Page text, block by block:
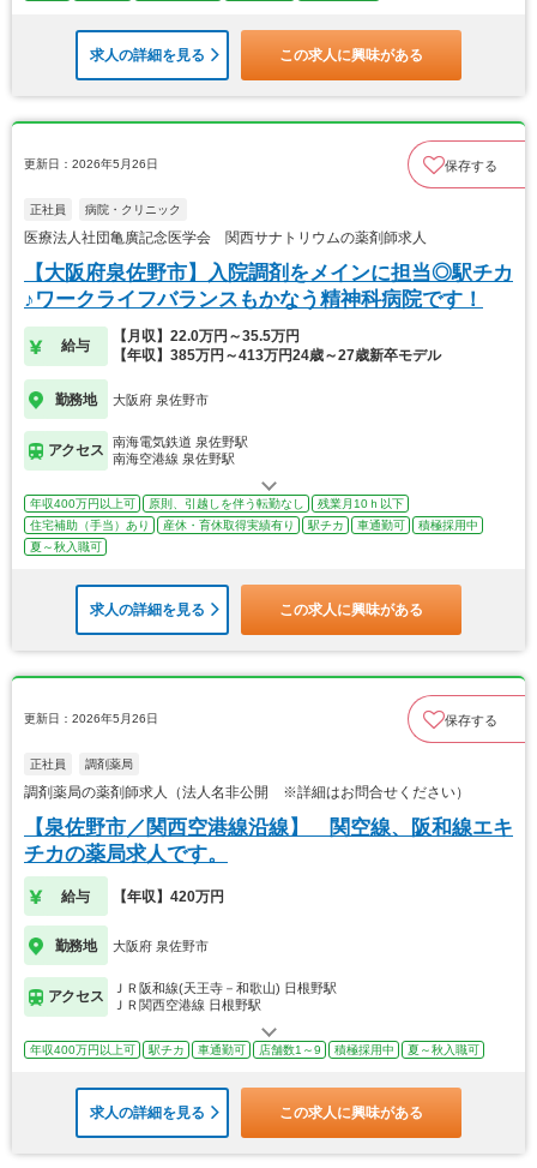
求人の詳細を見る この求人に興味がある
更新日：2026年5月26日 保存する
正社員 病院・クリニック
医療法人社団亀廣記念医学会 関西サナトリウムの薬剤師求人
【大阪府泉佐野市】入院調剤をメインに担当◎駅チカ
♪ワークライフバランスもかなう精神科病院です！
給与
【月収】22.0万円～35.5万円
【年収】385万円～413万円24歳～27歳新卒モデル
勤務地 大阪府 泉佐野市
アクセス
南海電気鉄道 泉佐野駅
南海空港線 泉佐野駅
年収400万円以上可 原則、引越しを伴う転勤なし
残業月10ｈ以下
住宅補助（手当）あり
産休・育休取得実績有り 駅チカ 車通勤可
積極採用中
夏～秋入職可
求人の詳細を見る この求人に興味がある
更新日：2026年5月26日 保存する
正社員 調剤薬局
調剤薬局の薬剤師求人（法人名非公開 ※詳細はお問合せください）
【泉佐野市／関西空港線沿線】 関空線、阪和線エキ
チカの薬局求人です。
給与 【年収】420万円
勤務地 大阪府 泉佐野市
アクセス
ＪＲ阪和線(天王寺－和歌山) 日根野駅
ＪＲ関西空港線 日根野駅
年収400万円以上可 駅チカ 車通勤可 店舗数1～9 積極採用中 夏～秋入職可
求人の詳細を見る この求人に興味がある